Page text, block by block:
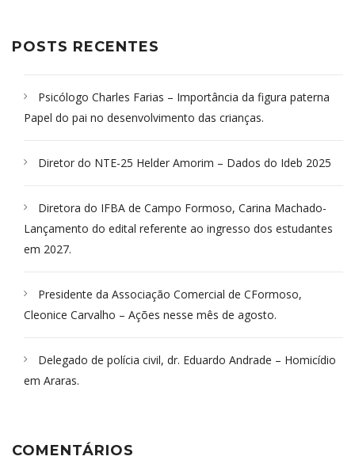
POSTS RECENTES
Psicólogo Charles Farias – Importância da figura paterna
Papel do pai no desenvolvimento das crianças.
Diretor do NTE-25 Helder Amorim – Dados do Ideb 2025
Diretora do IFBA de Campo Formoso, Carina Machado-
Lançamento do edital referente ao ingresso dos estudantes
em 2027.
Presidente da Associação Comercial de CFormoso,
Cleonice Carvalho – Ações nesse mês de agosto.
Delegado de polícia civil, dr. Eduardo Andrade – Homicídio
em Araras.
COMENTÁRIOS